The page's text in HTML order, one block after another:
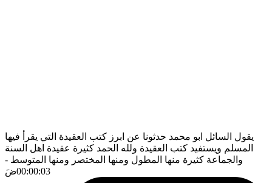
يقول السائل ابو محمد حدثونا عن ابرز كتب العقيدة التي يقرأ فيها
المسلم ويستفيد كتب العقيدة ولله الحمد كثيرة عقيدة اهل السنة
والجماعة كثيرة منها المطول ومنها المختصر ومنها المتوسط -
00:00:03ضَ